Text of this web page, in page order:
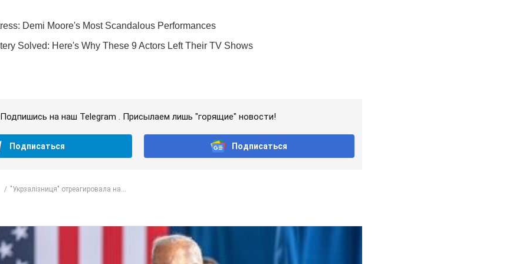
Подпишись на наш Telegram . Присылаем лишь "горящие" новости!
Подписаться Подписаться
"Укрзалізниця" отреагировала на...